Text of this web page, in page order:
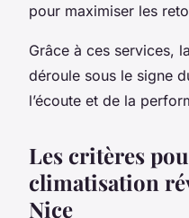
pour maximiser les
Grâce à ces services,
déroule sous le signe
l’écoute et de la
Les critères
climatisation
Nice